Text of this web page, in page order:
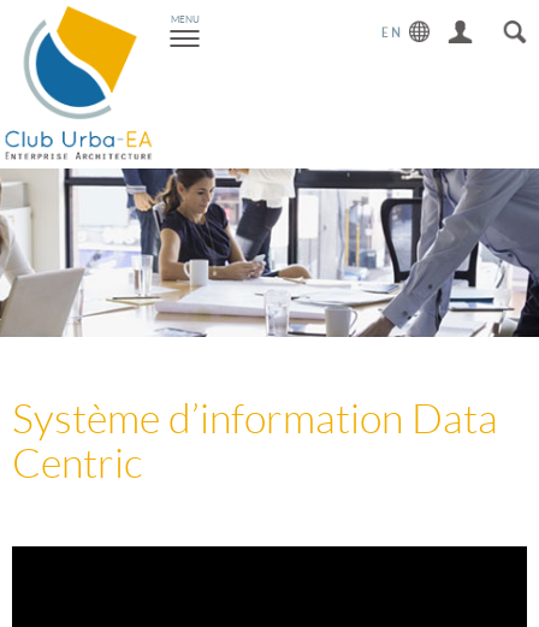
Toggle
navigation
MENU
Système d’information Data
Centric